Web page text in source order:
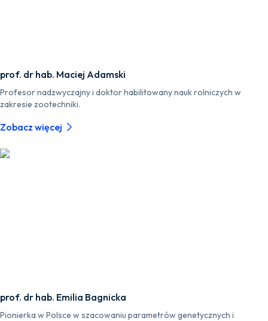
prof. dr hab. Maciej Adamski
Profesor nadzwyczajny i doktor habilitowany nauk rolniczych w
zakresie zootechniki.
Zobacz więcej
prof. dr hab. Emilia Bagnicka
Pionierka w Polsce w szacowaniu parametrów genetycznych i